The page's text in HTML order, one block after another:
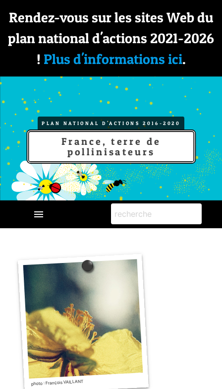
Rendez-vous sur les sites Web du
plan national d'actions 2021-2026
! Plus d'informations ici.
PLAN NATIONAL D'ACTIONS 2016-2020
France, terre de
pollinisateurs
menu
photo : François VAILLANT